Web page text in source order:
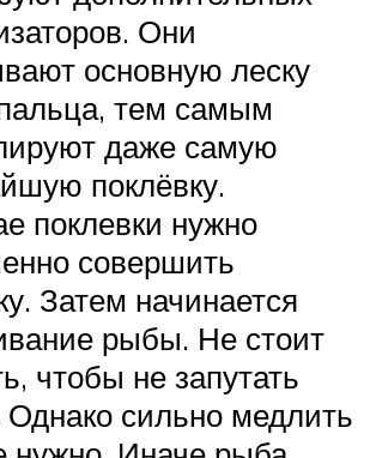
Они
основную леску
тем самым
даже самую
поклёвку.
поклевки нужно
совершить
Затем начинается
рыбы. Не стоит
чтобы не запутать
Однако сильно медлить